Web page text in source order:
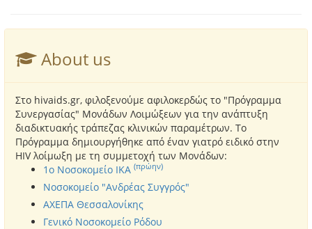
About us
Στο hivaids.gr, φιλοξενούμε αφιλοκερδώς το "Πρόγραμμα
Συνεργασίας" Μονάδων Λοιμώξεων για την ανάπτυξη
διαδικτυακής τράπεζας κλινικών παραμέτρων. Το
Πρόγραμμα δημιουργήθηκε από έναν γιατρό ειδικό στην
HIV λοίμωξη με τη συμμετοχή των Μονάδων:
1o Νοσοκομείο ΙΚΑ (πρώην)
Νοσοκομείο "Ανδρέας Συγγρός"
ΑΧΕΠΑ Θεσσαλονίκης
Γενικό Νοσοκομείο Ρόδου